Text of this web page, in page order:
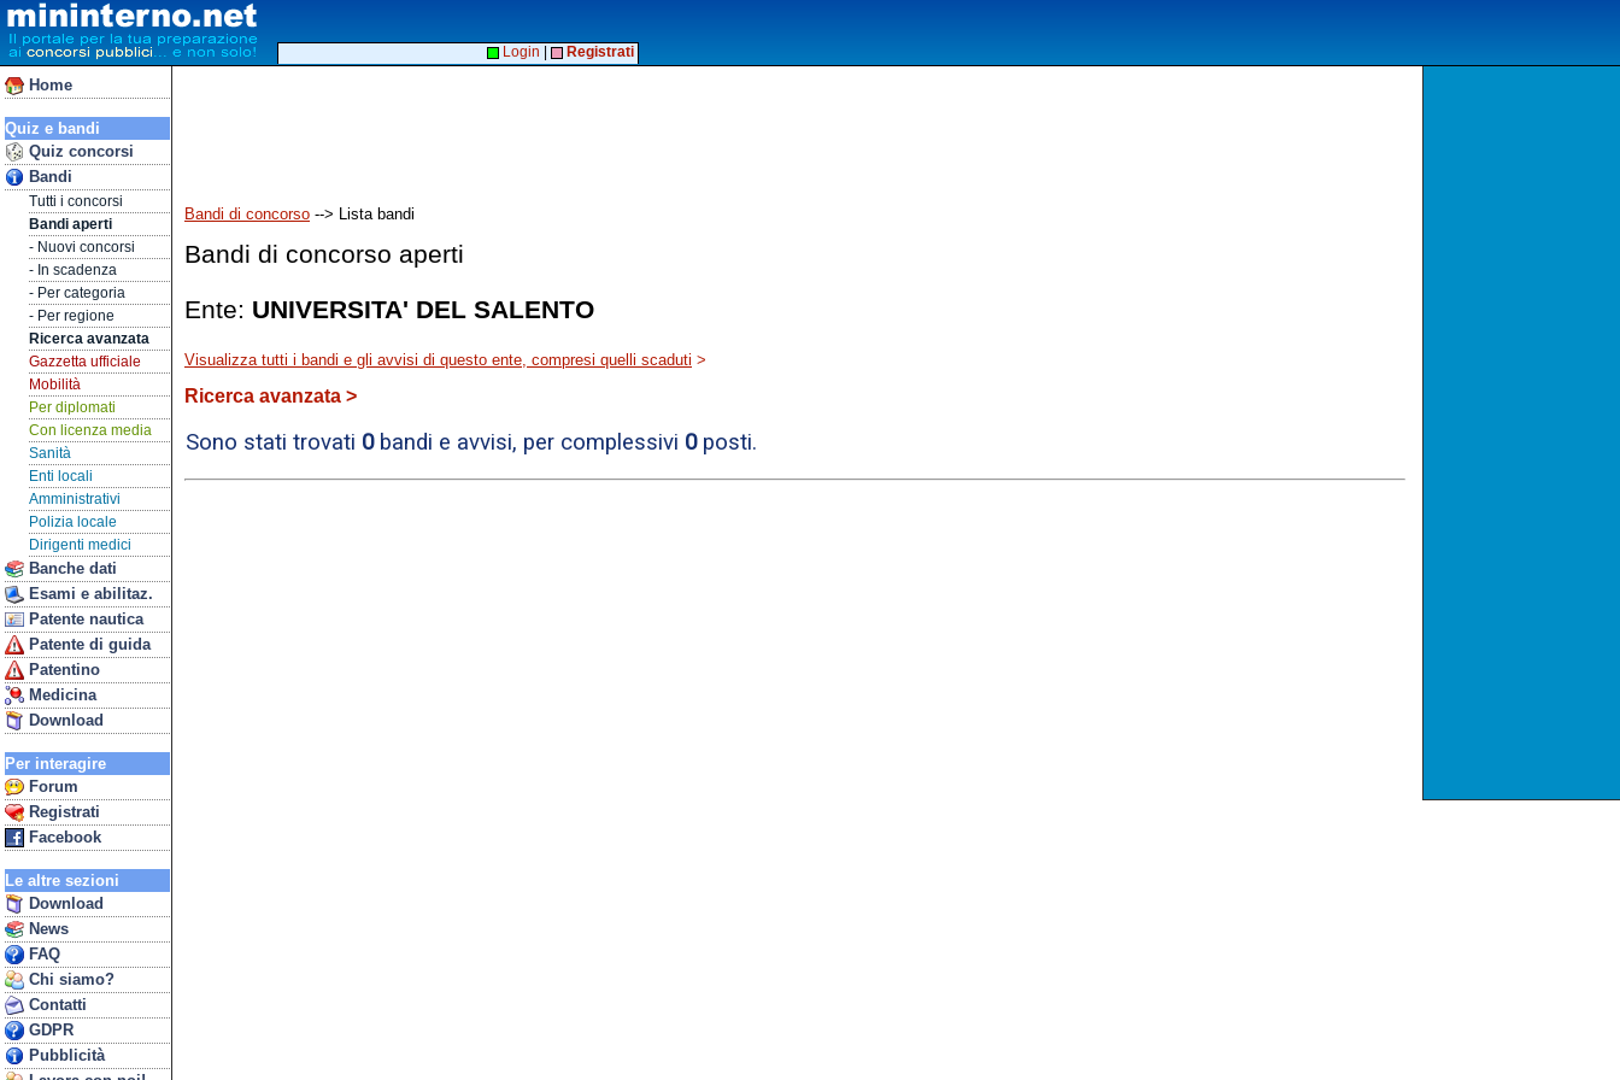
Home
Quiz e bandi
Quiz concorsi
Bandi
Tutti i concorsi
Bandi aperti
- Nuovi concorsi
- In scadenza
- Per categoria
- Per regione
Ricerca avanzata
Gazzetta ufficiale
Mobilità
Per diplomati
Con licenza media
Sanità
Enti locali
Amministrativi
Polizia locale
Dirigenti medici
Banche dati
Esami e abilitaz.
Patente nautica
Patente di guida
Patentino
Medicina
Download
Per interagire
Forum
Registrati
Facebook
Le altre sezioni
Download
News
FAQ
Chi siamo?
Contatti
GDPR
Pubblicità
Login Registrati
Bandi di concorso --> Lista bandi
Bandi di concorso aperti
Ente: UNIVERSITA' DEL SALENTO
Visualizza tutti i bandi e gli avvisi di questo ente, compresi quelli scaduti >
Ricerca avanzata >
Sono stati trovati 0bandi e avvisi, per complessivi 0posti.